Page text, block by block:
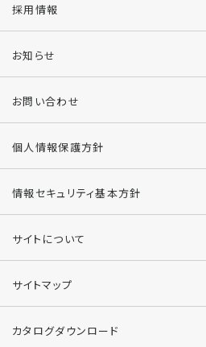
採用情報
お知らせ
お問い合わせ
個人情報保護方針
情報セキュリティ基本方針
サイトについて
サイトマップ
カタログダウンロード